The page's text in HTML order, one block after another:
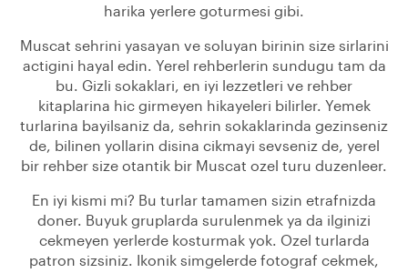
harika yerlere goturmesi gibi.
Muscat sehrini yasayan ve soluyan birinin size sirlarini
actigini hayal edin. Yerel rehberlerin sundugu tam da
bu. Gizli sokaklari, en iyi lezzetleri ve rehber
kitaplarina hic girmeyen hikayeleri bilirler. Yemek
turlarina bayilsaniz da, sehrin sokaklarinda gezinseniz
de, bilinen yollarin disina cikmayi sevseniz de, yerel
bir rehber size otantik bir Muscat ozel turu duzenleer.
En iyi kismi mi? Bu turlar tamamen sizin etrafnizda
doner. Buyuk gruplarda surulenmek ya da ilginizi
cekmeyen yerlerde kosturmak yok. Ozel turlarda
patron sizsiniz. Ikonik simgelerde fotograf cekmek,